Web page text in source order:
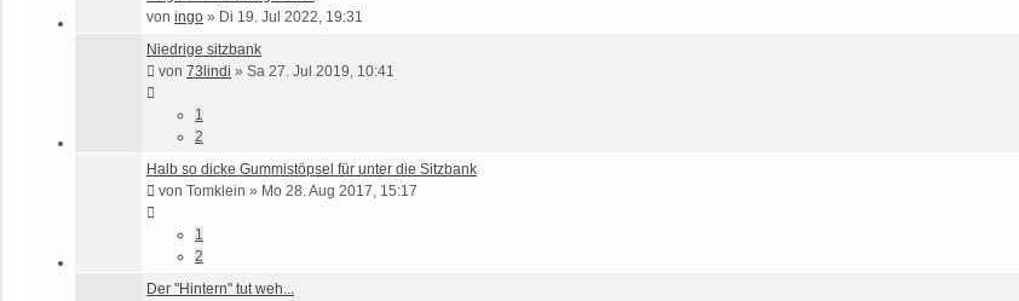
von ingo » Di 19. Jul 2022, 19:31
Niedrige sitzbank
von 73lindi » Sa 27. Jul 2019, 10:41
1
2
Halb so dicke Gummistöpsel für unter die Sitzbank
von Tomklein » Mo 28. Aug 2017, 15:17
1
2
Der "Hintern" tut weh...